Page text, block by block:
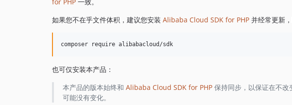
for PHP 一致。
如果您不在乎文件体积，建议您安装 Alibaba Cloud SDK for PHP 并经常更新
也可仅安装本产品：
本产品的版本始终和 Alibaba Cloud SDK for PHP保持同步，以保证在不改
可能没有变化。